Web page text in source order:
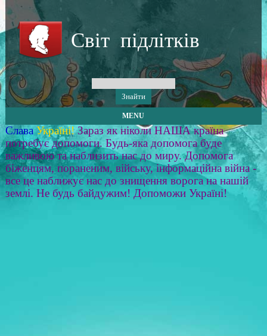
Світ підлітків
MENU
Слава Україні! Зараз як ніколи НАША країна
потребує допомоги. Будь-яка допомога буде
важливою та наблизить нас до миру. Допомога
біженцям, пораненим, війську, інформаційна війна -
все це наближує нас до знищення ворога на нашій
землі. Не будь байдужим! Допоможи Україні!